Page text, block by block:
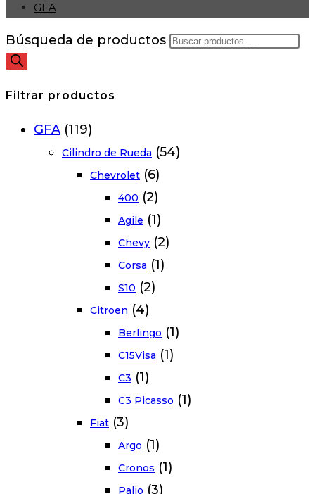
GFA
Búsqueda de productos
Filtrar productos
GFA (119)
Cilindro de Rueda (54)
Chevrolet (6)
400 (2)
Agile (1)
Chevy (2)
Corsa (1)
S10 (2)
Citroen (4)
Berlingo (1)
C15Visa (1)
C3 (1)
C3 Picasso (1)
Fiat (3)
Argo (1)
Cronos (1)
Palio (3)